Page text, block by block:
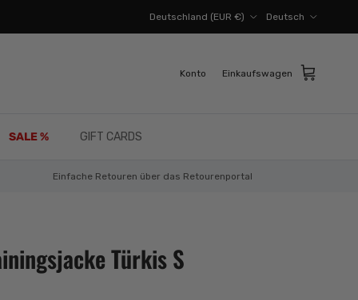
Deutschland (EUR €) Deutsch
Konto Einkaufswagen
SALE % GIFT CARDS
Einfache Retouren über das Retourenportal
Türkis S